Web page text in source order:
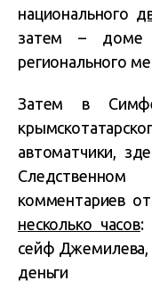
национального
затем – доме
регионального
Затем в
автоматчики,
комментариев
несколько часов:
сейф Джемилева,
деньги